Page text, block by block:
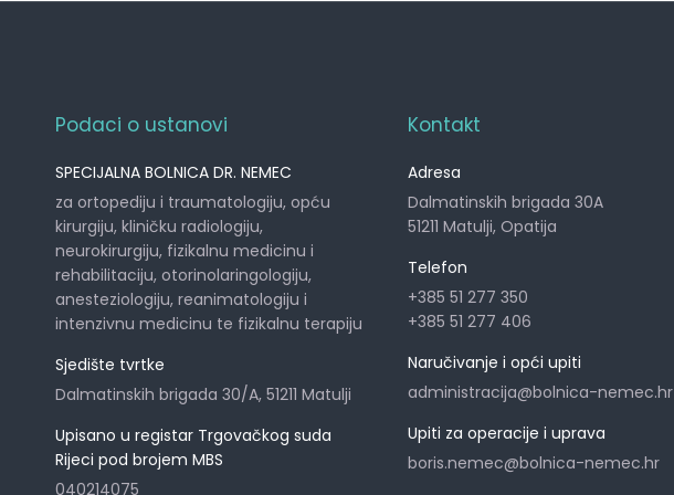
Podaci o ustanovi
SPECIJALNA BOLNICA DR. NEMEC
za ortopediju i traumatologiju, opću
kirurgiju, kliničku radiologiju,
neurokirurgiju, fizikalnu medicinu i
rehabilitaciju, otorinolaringologiju,
anesteziologiju, reanimatologiju i
intenzivnu medicinu te fizikalnu terapiju
Sjedište tvrtke
Dalmatinskih brigada 30/A, 51211 Matulji
Upisano u registar Trgovačkog suda
Rijeci pod brojem MBS
040214075
Kontakt
Adresa
Dalmatinskih brigada 30A
51211 Matulji, Opatija
Telefon
+385 51 277 350
+385 51 277 406
Naručivanje i opći upiti
administracija@bolnica-nemec.hr
Upiti za operacije i uprava
boris.nemec@bolnica-nemec.hr